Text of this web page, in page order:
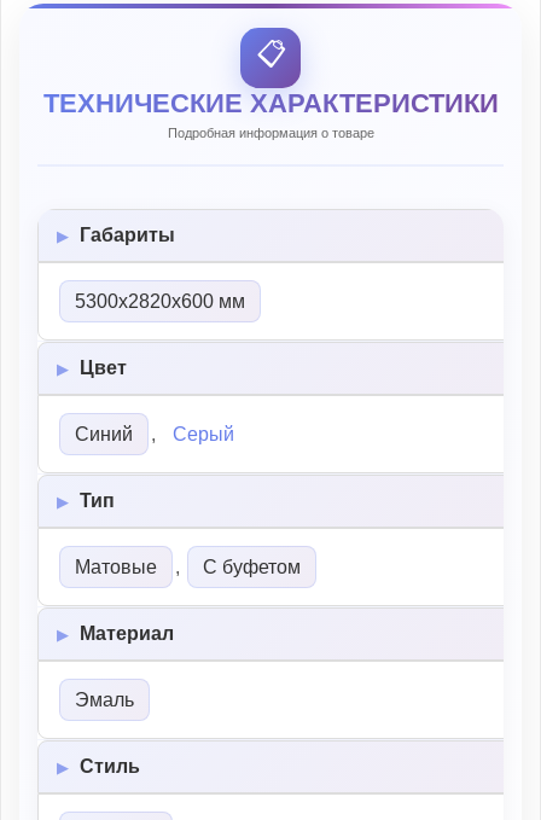
📋
ТЕХНИЧЕСКИЕ ХАРАКТЕРИСТИКИ
Подробная информация о товаре
Габариты
5300х2820х600 мм
Цвет
Синий , Серый
Тип
Матовые , С буфетом
Материал
Эмаль
Стиль